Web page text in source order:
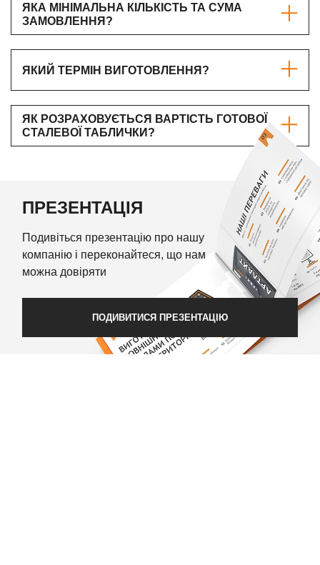
ЯКА МІНІМАЛЬНА КІЛЬКІСТЬ ТА СУМА
ЗАМОВЛЕННЯ?
ЯКИЙ ТЕРМІН ВИГОТОВЛЕННЯ?
ЯК РОЗРАХОВУЄТЬСЯ ВАРТІСТЬ ГОТОВОЇ
СТАЛЕВОЇ ТАБЛИЧКИ?
ПРЕЗЕНТАЦІЯ
Подивіться презентацію про нашу
компанію і переконайтеся, що нам
можна довіряти
ПОДИВИТИСЯ ПРЕЗЕНТАЦІЮ